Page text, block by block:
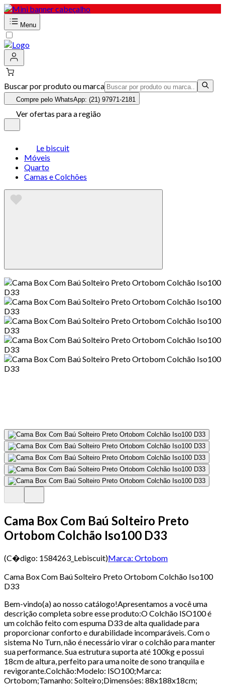
Menu
Buscar por produto ou marca
Compre pelo WhatsApp: (21) 97971-2181
Ver ofertas para a região
Le biscuit
Móveis
Quarto
Camas e Colchões
Cama Box Com Baú Solteiro Preto
Ortobom Colchão Iso100 D33
(C�digo: 1584263_Lebiscuit)Marca: Ortobom
Cama Box Com Baú Solteiro Preto Ortobom Colchão Iso100
D33
Bem-vindo(a) ao nosso catálogo!Apresentamos a você uma
descrição completa sobre esse produto:O Colchão ISO100 é
um colchão feito com espuma D33 de alta qualidade para
proporcionar conforto e durabilidade incomparáveis. Com o
sistema No Turn, não é necessário virar o colchão para manter
sua performance. Sua estrutura suporta até 100kg e possui
18cm de altura, perfeito para uma noite de sono tranquila e
revigorante.Colchão:Modelo: ISO100;Marca:
Ortobom;Tamanho: Solteiro;Dimensões: 88x188x18cm;